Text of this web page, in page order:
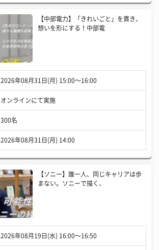
【中部電力】「きれいごと」を貫き、
想いを形にする！中部電
2026年08月31日(月) 15:00〜16:00
オンラインにて実施
300名
2026年08月31日(月) 14:00
【ソニー】誰一人、同じキャリアは歩
まない。ソニーで描く、
2026年08月19日(水) 16:00〜16:50